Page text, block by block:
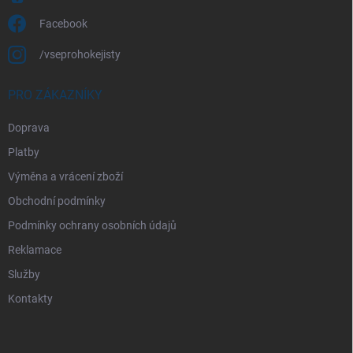
Facebook
/vseprohokejisty
PRO ZÁKAZNÍKY
Doprava
Platby
Výměna a vrácení zboží
Obchodní podmínky
Podmínky ochrany osobních údajů
Reklamace
Služby
Kontakty